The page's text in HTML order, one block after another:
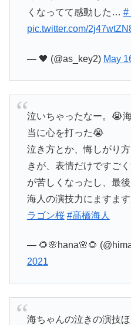
くなってて感動した… #
pic.twitter.com/
— 🖤 (@as_key2) May
泣いちゃったなー。😭
当に心を打った😭
泣き方とか、悔しがり
きが、表情だけですご
が苦しくなったし、最後
海人の演技力にますま
ラゴン桜 #髙橋海人
— 🌻🌸hana🌸🌻
2021
海ちゃんの泣きの演技